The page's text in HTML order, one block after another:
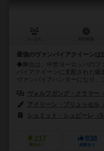
最強のヴァンパイアクイーンは
◆舞台は、中世ヨーロッパのフ
パイアクイーンに支配された吸
ヴァンパイアハンターになり、
ヴォルフガング・クラマー
アイリーン・ブリュッセル
シュミット・シュピーレ（
217
興味あり
938
経験あり